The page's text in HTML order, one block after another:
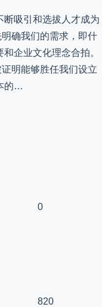
断吸引和选拔人才成为
确我们的需求，即什
企业文化理念合拍。
明能够胜任我们设立
的…
0
820